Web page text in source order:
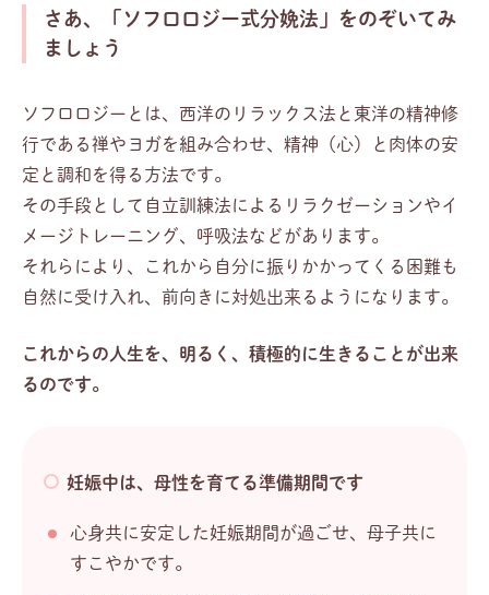
さあ、「ソフロロジー式分娩法」をのぞいてみ
ましょう
ソフロロジーとは、西洋のリラックス法と東洋の精神修
行である禅やヨガを組み合わせ、精神（心）と肉体の安
定と調和を得る方法です。
その手段として自立訓練法によるリラクゼーションやイ
メージトレーニング、呼吸法などがあります。
それらにより、これから自分に振りかかってくる困難も
自然に受け入れ、前向きに対処出来るようになります。
これからの人生を、明るく、積極的に生きることが出来
るのです。
妊娠中は、母性を育てる準備期間です
心身共に安定した妊娠期間が過ごせ、母子共に
すこやかです。